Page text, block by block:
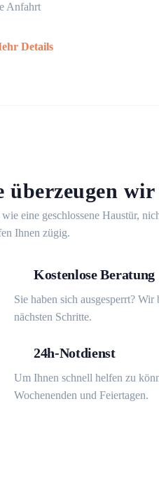
Anfahrt
Details
überzeugen wir
eine geschlossene Haustür,
Ihnen zügig.
Kostenlose Beratung
Sie haben sich ausgesperrt?
nächsten Schritte.
24h-Notdienst
Um Ihnen schnell helfen zu
Wochenenden und Feiertagen.